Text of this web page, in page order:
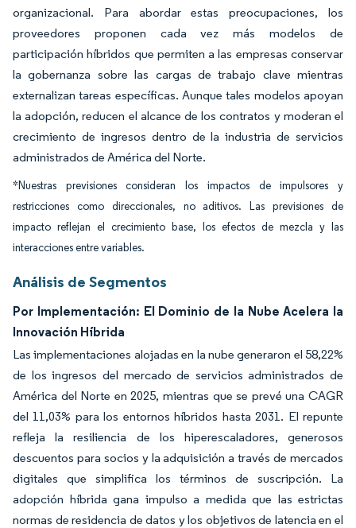
organizacional. Para abordar estas preocupaciones, los
proveedores proponen cada vez más modelos de
participación híbridos que permiten a las empresas conservar
la gobernanza sobre las cargas de trabajo clave mientras
externalizan tareas específicas. Aunque tales modelos apoyan
la adopción, reducen el alcance de los contratos y moderan el
crecimiento de ingresos dentro de la industria de servicios
administrados de América del Norte.
*Nuestras previsiones consideran los impactos de impulsores y
restricciones como direccionales, no aditivos. Las previsiones de
impacto reflejan el crecimiento base, los efectos de mezcla y las
interacciones entre variables.
Análisis de Segmentos
Por Implementación: El Dominio de la Nube Acelera la
Innovación Híbrida
Las implementaciones alojadas en la nube generaron el 58,22%
de los ingresos del mercado de servicios administrados de
América del Norte en 2025, mientras que se prevé una CAGR
del 11,03% para los entornos híbridos hasta 2031. El repunte
refleja la resiliencia de los hiperescaladores, generosos
descuentos para socios y la adquisición a través de mercados
digitales que simplifica los términos de suscripción. La
adopción híbrida gana impulso a medida que las estrictas
normas de residencia de datos y los objetivos de latencia en el